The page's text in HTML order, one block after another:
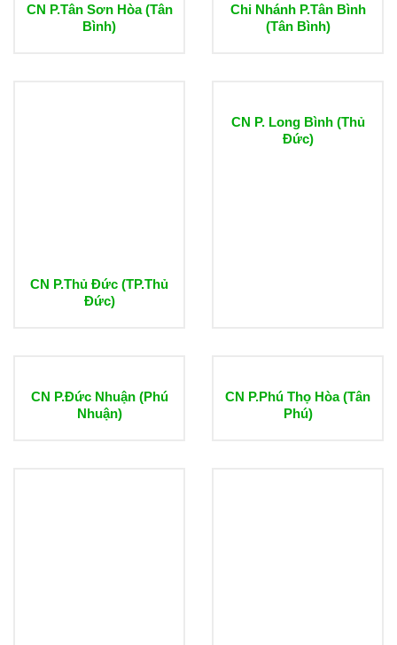
CN P.Tân Sơn Hòa (Tân
Bình)
Chi Nhánh P.Tân Bình
(Tân Bình)
CN P.Thủ Đức (TP.Thủ
Đức)
CN P. Long Bình (Thủ
Đức)
CN P.Đức Nhuận (Phú
Nhuận)
CN P.Phú Thọ Hòa (Tân
Phú)